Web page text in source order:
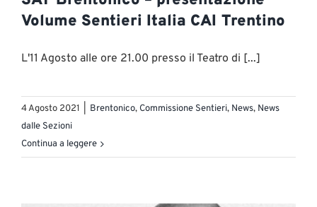
Volume Sentieri Italia CAI Trentino
L'11 Agosto alle ore 21.00 presso il Teatro di [...]
4 Agosto 2021 Brentonico, Commissione Sentieri, News, News
dalle Sezioni
Continua a leggere